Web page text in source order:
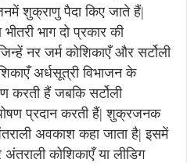
शुक्राणु पैदा किए जाते हैं|
भाग दो प्रकार की
नर जर्म कोशिकाएँ और सर्टोली
अर्धसूत्री विभाजन के
करती हैं जबकि सर्टोली
प्रदान करती हैं| शुक्रजनक
अवकाश कहा जाता है| इसमें
कोशिकाएँ या लीडिग